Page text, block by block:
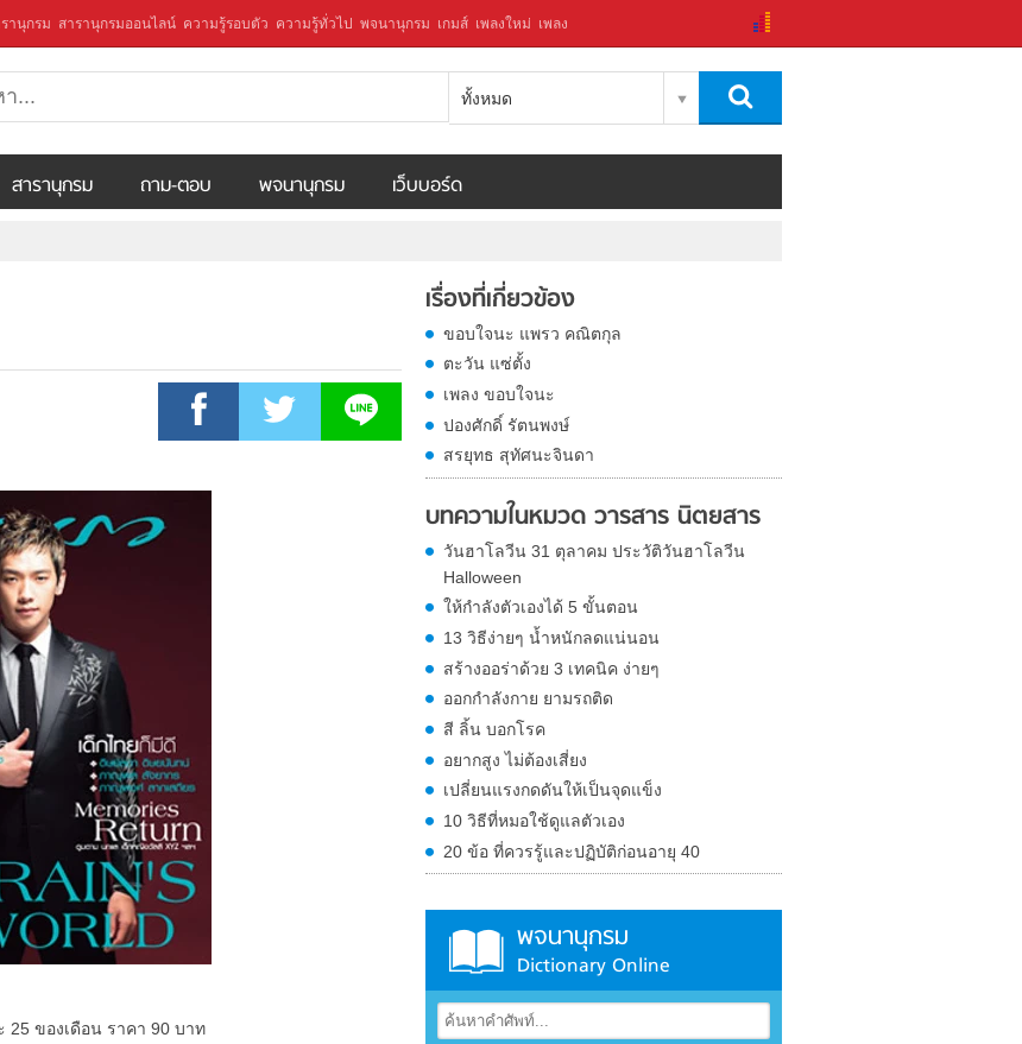
านุกรม สารานุกรมออนไลน์ ความรู้รอบตัว ความรู้ทั่วไป พจนานุกรม เกมส์ เพลงใหม่ เพลง
ทั้งหมด
สารานุกรม ถาม-ตอบ พจนานุกรม เว็บบอร์ด
25 ของเดือน ราคา 90 บาท
เรื่องที่เกี่ยวข้อง
ขอบใจนะ แพรว คณิตกุล
ตะวัน แซ่ตั้ง
เพลง ขอบใจนะ
ปองศักดิ์ รัตนพงษ์
สรยุทธ สุทัศนะจินดา
บทความในหมวด วารสาร นิตยสาร
วันฮาโลวีน 31 ตุลาคม ประวัติวันฮาโลวีน
Halloween
ให้กำลังตัวเองได้ 5 ขั้นตอน
13 วิธีง่ายๆ น้ำหนักลดแน่นอน
สร้างออร่าด้วย 3 เทคนิค ง่ายๆ
ออกกำลังกาย ยามรถติด
สี ลิ้น บอกโรค
อยากสูง ไม่ต้องเสี่ยง
เปลี่ยนแรงกดดันให้เป็นจุดแข็ง
10 วิธีที่หมอใช้ดูแลตัวเอง
20 ข้อ ที่ควรรู้และปฏิบัติก่อนอายุ 40
พจนานุกรม
Dictionary Online